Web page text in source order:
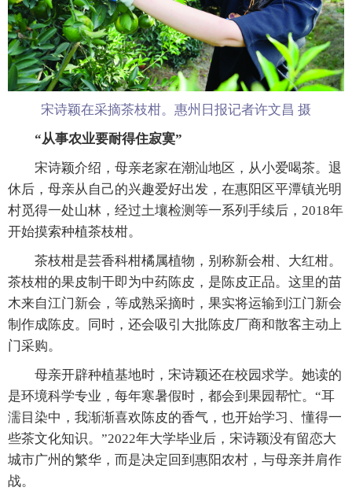
宋诗颖在采摘茶枝柑。惠州日报记者许文昌 摄
“从事农业要耐得住寂寞”
宋诗颖介绍，母亲老家在潮汕地区，从小爱喝茶。退
休后，母亲从自己的兴趣爱好出发，在惠阳区平潭镇光明
村觅得一处山林，经过土壤检测等一系列手续后，2018年
开始摸索种植茶枝柑。
茶枝柑是芸香科柑橘属植物，别称新会柑、大红柑。
茶枝柑的果皮制干即为中药陈皮，是陈皮正品。这里的苗
木来自江门新会，等成熟采摘时，果实将运输到江门新会
制作成陈皮。同时，还会吸引大批陈皮厂商和散客主动上
门采购。
母亲开辟种植基地时，宋诗颖还在校园求学。她读的
是环境科学专业，每年寒暑假时，都会到果园帮忙。“耳
濡目染中，我渐渐喜欢陈皮的香气，也开始学习、懂得一
些茶文化知识。”2022年大学毕业后，宋诗颖没有留恋大
城市广州的繁华，而是决定回到惠阳农村，与母亲并肩作
战。